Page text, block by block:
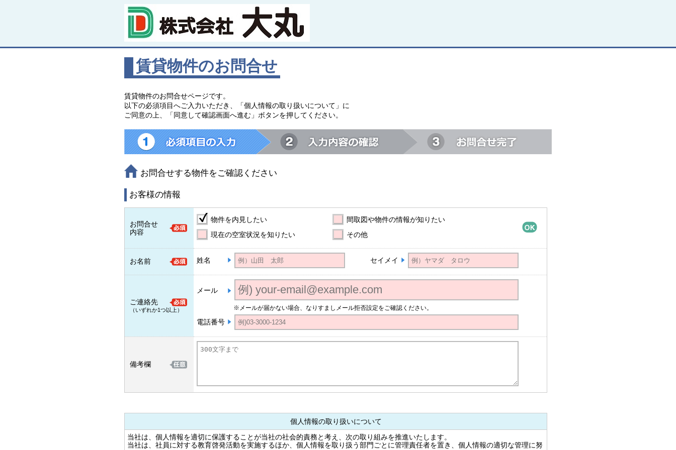
賃貸物件のお問合せ
賃貸物件のお問合せページです。
以下の必須項目へご入力いただき、「個人情報の取り扱いについて」に
ご同意の上、「同意して確認画面へ進む」ボタンを押してください。
お問合せする物件をご確認ください
お客様の情報
お問合せ
内容
物件を内見したい
間取図や物件の情報が知りたい
現在の空室状況を知りたい
その他
お名前 姓名 セイメイ
ご連絡先
（いずれか1つ以上）
メール
※メールが届かない場合、なりすましメール拒否設定をご確認ください。
電話番号
備考欄
個人情報の取り扱いについて
当社は、個人情報を適切に保護することが当社の社会的責務と考え、次の取り組みを推進いたします。
当社は、社員に対する教育啓発活動を実施するほか、個人情報を取り扱う部門ごとに管理責任者を置き、個人情報の適切な管理に努